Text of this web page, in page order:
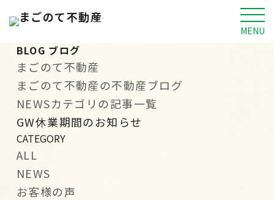
MENU
BLOG ブログ
まごのて不動産
まごのて不動産の不動産ブログ
NEWSカテゴリの記事一覧
GW休業期間のお知らせ
CATEGORY
ALL
NEWS
お客様の声